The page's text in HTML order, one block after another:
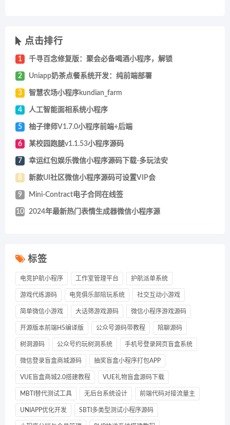
点击排行
1 千寻百念修复版：聚会必备喝酒小程序，解锁
2 Uniapp奶茶点餐系统开发：纯前端部署
3 智慧农场小程序kundian_farm
4 人工智能面相系统小程序
5 柚子律师V1.7.0小程序前端+后端
6 某校园跑腿v1.1.53小程序源码
7 幸运红包娱乐微信小程序源码下载-多玩法安
8 新款UI社区微信小程序源码可设置VIP会
9 Mini-Contract电子合同在线签
10 2024年最新热门表情生成器微信小程序源
标签
电竞护航小程序 工作室管理平台 护航派单系统
游戏代练源码 电竞俱乐部陪玩系统 社交互动小游戏
简单微信小游戏 大话筛游戏源码 微信小程序游戏源码
开源版本前端H5编译版 公众号源码带教程 陪聊源码
树洞源码 公众号约玩树洞系统 手机号登录网页盲盒系统
微信登录盲盒商城源码 抽奖盲盒小程序打包APP
VUE盲盒商城2.0搭建教程 VUE礼物盲盒源码下载
MBTI替代测试工具 无后台系统设计 前端代码对接流量主
UNIAPP优化开发 SBTI多类型测试小程序源码